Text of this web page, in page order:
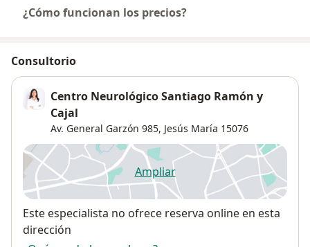
¿Cómo funcionan los precios?
Consultorio
Centro Neurológico Santiago Ramón y
Cajal
Av. General Garzón 985, Jesús María 15076
Ampliarse abre en una nueva
Disponibilidad
Este especialista no ofrece reserva online en esta
dirección